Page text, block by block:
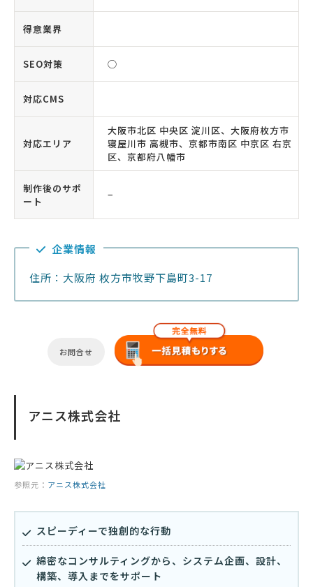
得意業界
SEO対策 ◯
対応CMS
対応エリア
大阪市北区 中央区 淀川区、大阪府枚方市
寝屋川市 高槻市、京都市南区 中京区 右京
区、京都府八幡市
制作後のサポ
ート
−
企業情報
住所：大阪府 枚方市牧野下島町3-17
お問合せ
アニス株式会社
参照元： アニス株式会社
スピーディーで独創的な行動
綿密なコンサルティングから、システム企画、設計、
構築、導入までをサポート